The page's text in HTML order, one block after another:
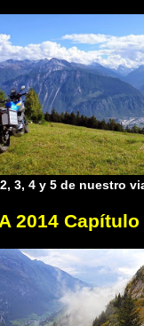
3, 4 y 5 de nuestro
2014 Capítulo